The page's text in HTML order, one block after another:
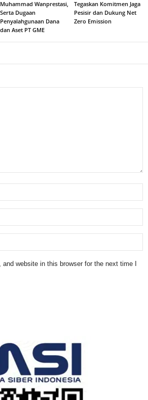
Muhammad Wanprestasi,
Serta Dugaan
Penyalahgunaan Dana
dan Aset PT GME
Tegaskan Komitmen Jaga
Pesisir dan Dukung Net
Zero Emission
website in this browser for the next time I